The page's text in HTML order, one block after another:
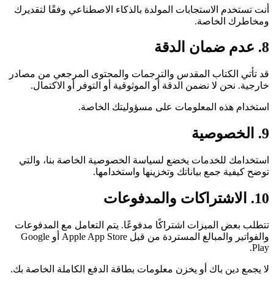
أنت تستخدم الاستجابات المولدة بالذكاء الاصطناعي وفقًا لتقديرك
ومخاطرك الخاصة.
8. عدم ضمان الدقة
قد تأتي الكتاب المقدس والترجمات والمحتوى المرجعي من مصادر
خارجية. نحن لا نضمن الدقة أو الموثوقية أو التوفر أو الاكتمال.
استخدام هذه المعلومات على مسؤوليتك الخاصة.
9. الخصوصية
استخدامك للخدمات يخضع لسياسة الخصوصية الخاصة بنا، والتي
توضح كيفية جمع بياناتك وتخزينها واستخدامها.
10. الاشتراكات والمدفوعات
تتطلب بعض الميزات اشتراكًا مدفوعًا. يتم التعامل مع المدفوعات
والفواتير والمبالغ المستردة من قبل Apple App Store أو Google
Play.
لا يجمع دين باك أو يخزن معلومات بطاقة الدفع الكاملة الخاصة بك.